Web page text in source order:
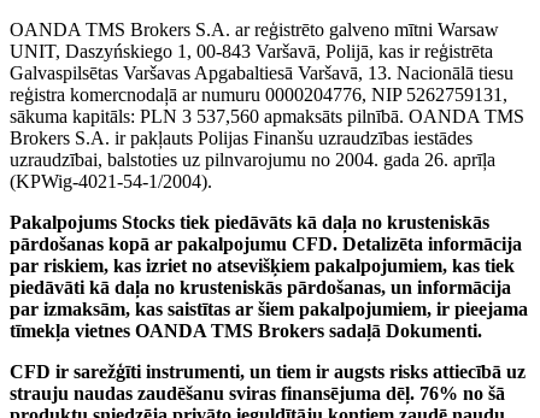
OANDA TMS Brokers S.A. ar reģistrēto galveno mītni Warsaw
UNIT, Daszyńskiego 1, 00-843 Varšavā, Polijā, kas ir reģistrēta
Galvaspilsētas Varšavas Apgabaltiesā Varšavā, 13. Nacionālā tiesu
reģistra komercnodaļā ar numuru 0000204776, NIP 5262759131,
sākuma kapitāls: PLN 3 537,560 apmaksāts pilnībā. OANDA TMS
Brokers S.A. ir pakļauts Polijas Finanšu uzraudzības iestādes
uzraudzībai, balstoties uz pilnvarojumu no 2004. gada 26. aprīļa
(KPWig-4021-54-1/2004).
Pakalpojums Stocks tiek piedāvāts kā daļa no krusteniskās
pārdošanas kopā ar pakalpojumu CFD. Detalizēta informācija
par riskiem, kas izriet no atsevišķiem pakalpojumiem, kas tiek
piedāvāti kā daļa no krusteniskās pārdošanas, un informācija
par izmaksām, kas saistītas ar šiem pakalpojumiem, ir pieejama
tīmekļa vietnes OANDA TMS Brokers sadaļā Dokumenti.
CFD ir sarežģīti instrumenti, un tiem ir augsts risks attiecībā uz
strauju naudas zaudēšanu sviras finansējuma dēļ. 76% no šā